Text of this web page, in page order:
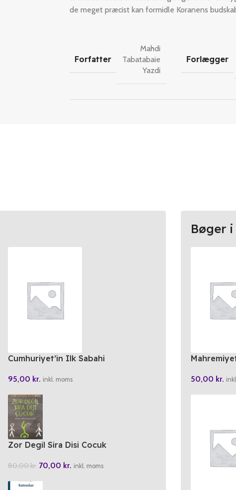
de meget præcist kan formidle Koranens
Forfatter
Mahdi
Tabatabaie
Yazdi
Forlægger
Cumhuriyet’in Ilk Sabahi
95,00 kr. inkl. moms
Zor Degil Sira Disi Cocuk
80,00kr. 70,00 kr. inkl. moms
Bøger
50,00 kr.